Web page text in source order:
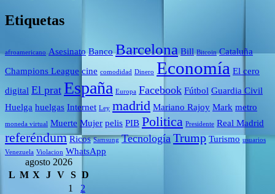
Etiquetas
afroamericano Asesinato Banco Barcelona Bill Bitcoin Cataluña
Champions League cine comodidad Dinero Economía El cero
digital El prat España Europa Facebook Fútbol Guardia Civil
Huelga huelgas Internet Ley madrid Mariano Rajoy Mark metro
moneda virtual Muerte Mujer pelis PIB Politica Presidente Real Madrid
referéndum Ricos Samsung Tecnología Trump Turismo usuarios
Venezuela Violacion WhatsApp
agosto 2026
L M X J V S D
1
2